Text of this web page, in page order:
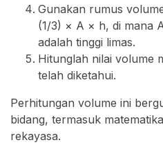
Gunakan rumus
(1/3) × A × h, di mana
adalah tinggi limas.
Hitunglah nilai volume
telah diketahui.
Perhitungan volume ini
bidang, termasuk
rekayasa.